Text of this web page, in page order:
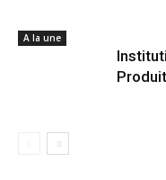
A la une